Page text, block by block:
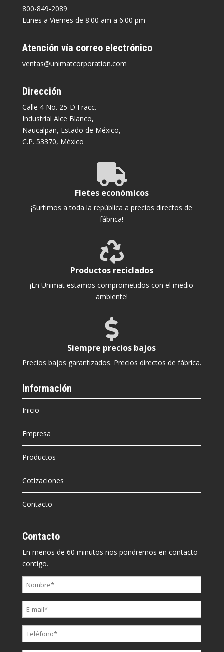
800-849-2089
Lunes a Viernes de 8:00 am a 6:00 pm
Atención vía correo electrónico
ventas@unimatcorporation.com
Dirección
Calle 4 No. 25-D Fracc.
Industrial Alce Blanco,
Naucalpan, Estado de México,
C.P. 53370, México

Fletes económicos
¡Surtimos a toda la república a precios directos de
fábrica!

Productos reciclados
¡En Unimat estamos comprometidos con el medio
ambiente!

Siempre precios bajos
Precios bajos garantizados. Precios directos de fábrica.
Información
Inicio
Empresa
Productos
Cotizaciones
Contacto
Contacto
En menos de 60 minutos nos pondremos en contacto
contigo.